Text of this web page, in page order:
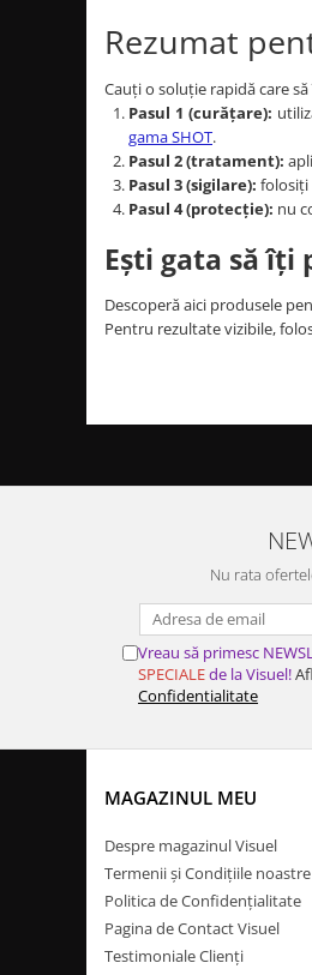
Rezumat
Cauți o soluție rapidă care
Pasul 1 (curățare):
gama SHOT.
Pasul 2 (tratament):
Pasul 3 (sigilare): folosiți
Pasul 4 (protecție): nu
Ești gata să
Descoperă aici produsele
Pentru rezultate vizibile,
Nu rata
Vreau să primesc
SPECIALEde la Visuel!
Confidentialitate
MAGAZINUL MEU
Despre magazinul Visuel
Termenii și Condițiile noastre
Politica de Confidențialitate
Pagina de Contact Visuel
Testimoniale Clienți